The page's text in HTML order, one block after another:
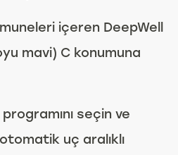
içeren DeepWell
mavi) C konumuna
programını seçin ve
otomatik uç aralıklı